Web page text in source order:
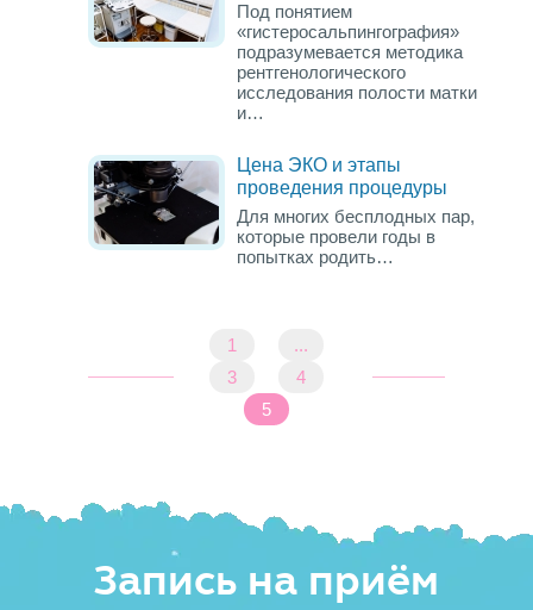
Под понятием
«гистеросальпингография»
подразумевается методика
рентгенологического
исследования полости матки
и…
Цена ЭКО и этапы
проведения процедуры
Для многих бесплодных пар,
которые провели годы в
попытках родить…
1
...
3
4
5
Запись на приём